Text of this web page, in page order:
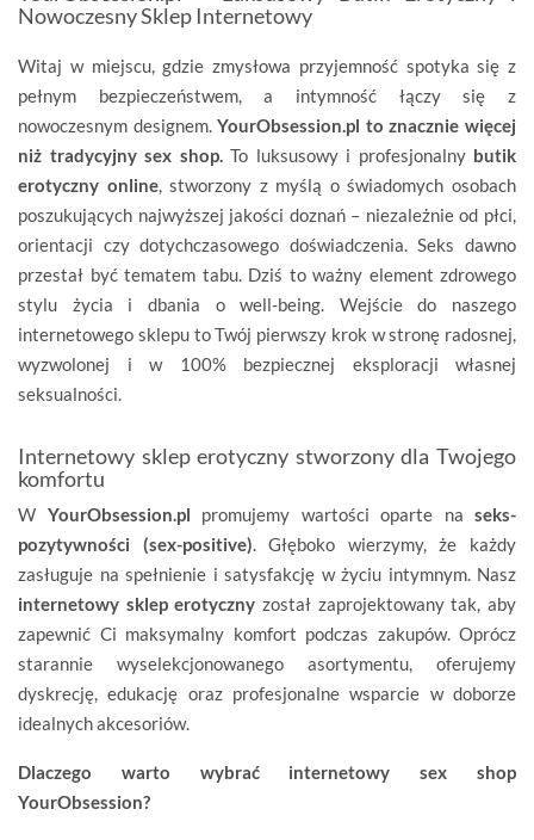
Nowoczesny Sklep Internetowy
Witaj w miejscu, gdzie zmysłowa przyjemność spotyka się z
pełnym bezpieczeństwem, a intymność łączy się z
nowoczesnym designem.YourObsession.pl to znacznie więcej
niż tradycyjny sex shop.To luksusowy i profesjonalny butik
erotyczny online, stworzony z myślą o świadomych osobach
poszukujących najwyższej jakości doznań – niezależnie od płci,
orientacji czy dotychczasowego doświadczenia. Seks dawno
przestał być tematem tabu. Dziś to ważny element zdrowego
stylu życia i dbania o well-being. Wejście do naszego
internetowego sklepu to Twój pierwszy krok w stronę radosnej,
wyzwolonej i w 100% bezpiecznej eksploracji własnej
seksualności.
Internetowy sklep erotyczny stworzony dla Twojego
komfortu
W YourObsession.pl promujemy wartości oparte na seks-
pozytywności (sex-positive). Głęboko wierzymy, że każdy
zasługuje na spełnienie i satysfakcję w życiu intymnym. Nasz
internetowy sklep erotyczny został zaprojektowany tak, aby
zapewnić Ci maksymalny komfort podczas zakupów. Oprócz
starannie wyselekcjonowanego asortymentu, oferujemy
dyskrecję, edukację oraz profesjonalne wsparcie w doborze
idealnych akcesoriów.
Dlaczego warto wybrać internetowy sex shop
YourObsession?